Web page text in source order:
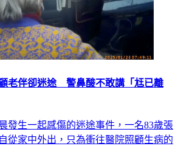
老伴卻迷途 警鼻酸不敢講「尪已離
發生一起感傷的迷途事件，一名83歲張
從家中外出，只為衝往醫院照顧生病的